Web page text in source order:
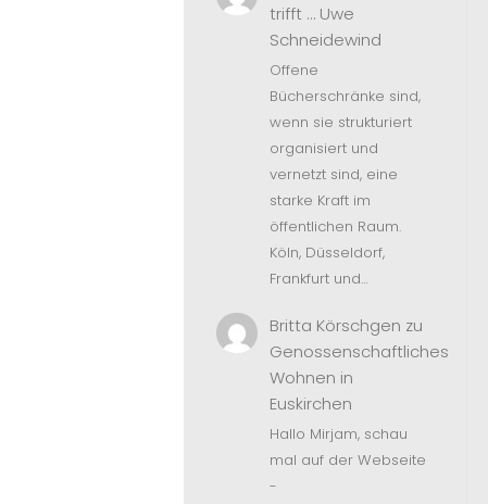
trifft … Uwe
Schneidewind
Offene
Bücherschränke sind,
wenn sie strukturiert
organisiert und
vernetzt sind, eine
starke Kraft im
öffentlichen Raum.
Köln, Düsseldorf,
Frankfurt und…
Britta Körschgen zu
Genossenschaftliches
Wohnen in
Euskirchen
Hallo Mirjam, schau
mal auf der Webseite
-